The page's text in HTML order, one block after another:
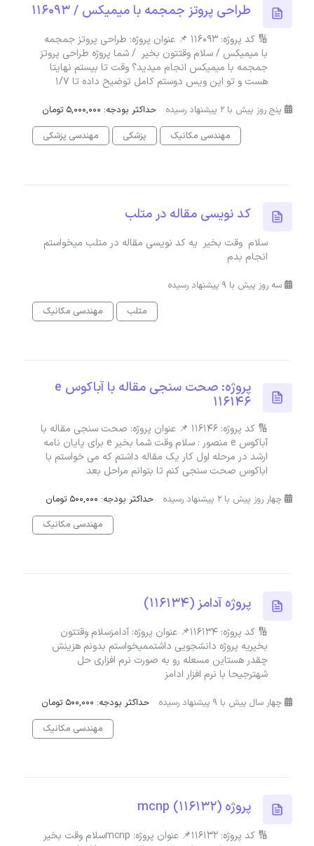
طراحی پروتز جمجمه با میمیکس / 116093
🔢 کد پروژه: 116093 📌 عنوان پروژه: طراحی پروتز جمجمه
با میمیکس / سلام وقتتون بخیر / شما پروژه طراحی پروتز
جمجمه با میمیکس انجام میدید؟ وقت تا بیستم نهایتا
هست و تو این ویس دوستم کامل توضیح داده تا 1/7
پنج روز پیش با 2 پیشنهاد رسیده
حداکثر بودجه: 5,000,000 تومان
مهندسی مکانیک
پزشکی مهندسی پزشکی
کد نویسی مقاله در متلب
سلام وقت بخیر یه کد نویسی مقاله در متلب میخواستم
انجام بدم
سه روز پیش با 9 پیشنهاد رسیده
متلب
مهندسی مکانیک
پروژه: صحت سنجی مقاله با آباکوس e
116146
🔢 کد پروژه: 116146 📌 عنوان پروژه: صحت سنجی مقاله با
آباکوس e منصور : سلام وقت شما بخیر e برای پایان نامه
ارشد در مرحله اول کار یک مقاله داشتم که می خواستم با
اباکوس صحت سنجی کنم تا بتوانم مراحل بعد
چهار روز پیش با 2 پیشنهاد رسیده
حداکثر بودجه: 500,000 تومان
مهندسی مکانیک
پروژه آدامز (116134)
🔢 کد پروژه: 116134📌 عنوان پروژه: آدامزسلام وقتتون
بخیریه پروژه دانشجویی داشتممیخواستم بدونم هزینش
چقدر هستاین مسعله رو به صورت نرم افزاری حل
شهترجیحا با نرم افزار ادامز
چهار سال پیش با 9 پیشنهاد رسیده
حداکثر بودجه: 500,000 تومان
مهندسی مکانیک
پروژه (116132) mcnp
🔢 کد پروژه: 116132📌 عنوان پروژه: mcnpسلام وقت بخیر